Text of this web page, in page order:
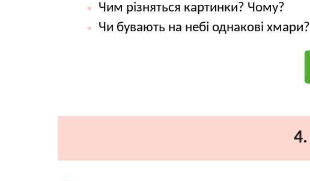
Чим різняться картинки? Чому?
Чи бувають на небі однакові хмари?
4.